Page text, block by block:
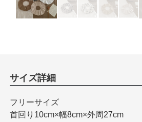
サイズ詳細
フリーサイズ
首回り10cm×幅8cm×外周27cm